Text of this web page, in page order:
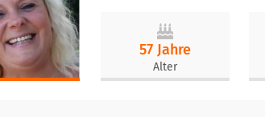
57 Jahre
Alter